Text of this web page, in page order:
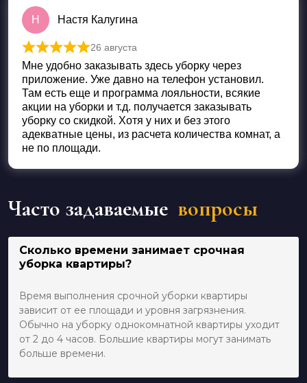
Н Настя Калугина
Оценка из 5
26 августа
Мне удобно заказывать здесь уборку через
приложение. Уже давно на телефон установил.
Там есть еще и программа лояльности, всякие
акции на уборки и т.д. получается заказывать
уборку со скидкой. Хотя у них и без этого
адекватные цены, из расчета количества комнат, а
не по площади.
Часто задаваемые вопросы
Сколько времени занимает срочная
уборка квартиры?
Время выполнения срочной уборки квартиры
зависит от ее площади и уровня загрязнения.
Обычно на уборку однокомнатной квартиры уходит
от 2 до 4 часов. Большие квартиры могут занимать
больше времени.